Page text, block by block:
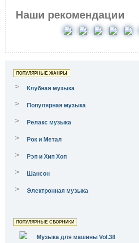
Наши рекомендации
ПОПУЛЯРНЫЕ ЖАНРЫ
> Клубная музыка
> Популярная музыка
> Релакс музыка
> Рок и Метал
> Рэп и Хип Хоп
> Шансон
> Электронная музыка
ПОПУЛЯРНЫЕ СБОРНИКИ
Музыка для машины Vol.38